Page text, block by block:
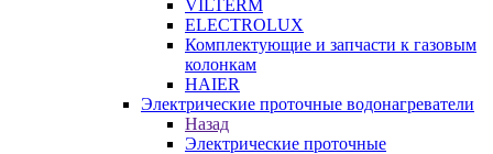
VILTERM
ELECTROLUX
Комплектующие и запчасти к газовым
колонкам
HAIER
Электрические проточные водонагреватели
Назад
Электрические проточные